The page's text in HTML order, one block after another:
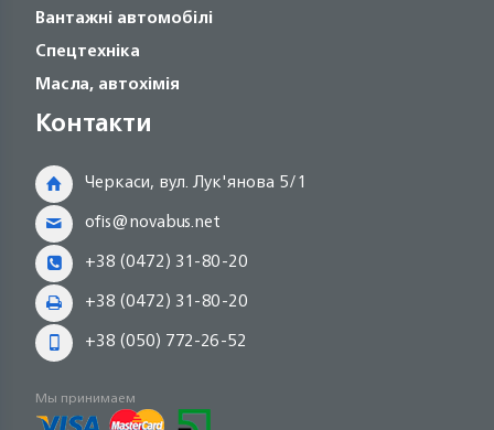
Вантажні автомобілі
Спецтехніка
Масла, автохімія
Контакти
Черкаси, вул. Лук'янова 5/1
ofis@novabus.net
+38 (0472) 31-80-20
+38 (0472) 31-80-20
+38 (050) 772-26-52
Мы принимаем